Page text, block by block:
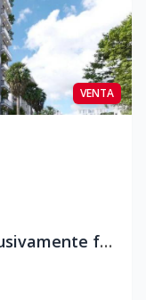
VENTA
Torre de Apartamentos exclusivamente familiar en Evaristo Morales